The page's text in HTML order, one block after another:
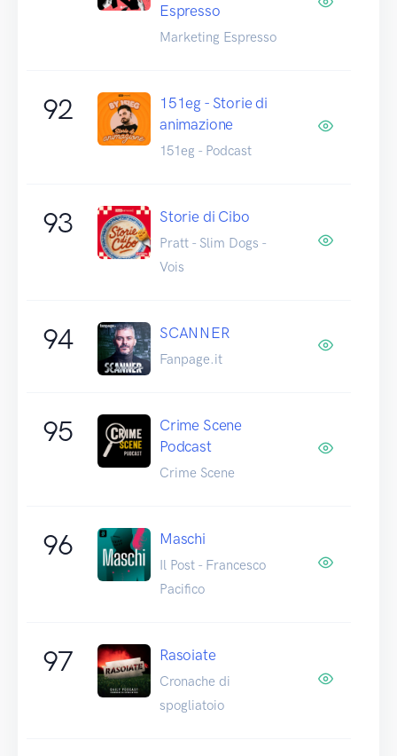
Espresso
Marketing Espresso
92
151eg - Storie di
animazione
151eg - Podcast
93 Storie di Cibo
Pratt - Slim Dogs -
Vois
94 SCANNER
Fanpage.it
95
Crime Scene
Podcast
Crime Scene
96 Maschi
Il Post - Francesco
Pacifico
97 Rasoiate
Cronache di
spogliatoio